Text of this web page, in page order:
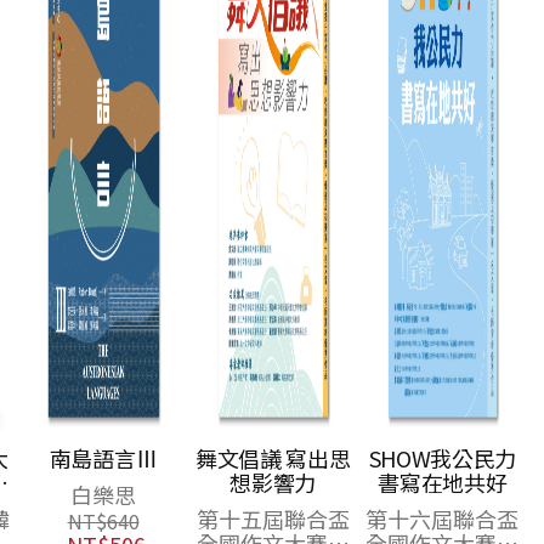
南島語言Ⅲ
白樂思
NT$640
舞文倡議 寫出思
想影響力
第十五屆聯合盃
SHOW我公民力
書寫在地共好
第十六屆聯合盃